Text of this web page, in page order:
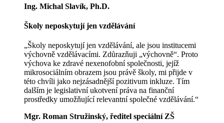
Ing. Michal Slavík, Ph.D.
Školy neposkytují jen vzdělávání
„Školy neposkytují jen vzdělávání, ale jsou institucemi
výchovně vzdělávacími. Zdůrazňuji „výchovně“. Proto
výchova ke zdravé nexenofobní společnosti, jejíž
mikrosociálním obrazem jsou právě školy, mi přijde v
této chvíli jako nejzásadnější pozitivum inkluze. Tím
dalším je legislativní ukotvení práva na finanční
prostředky umožňující relevantní společné vzdělávání.“
Mgr. Roman Stružinský, ředitel speciální ZŠ